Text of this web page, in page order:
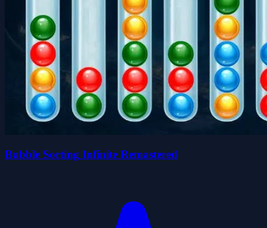
Bubble Sorting Infinite Remastered